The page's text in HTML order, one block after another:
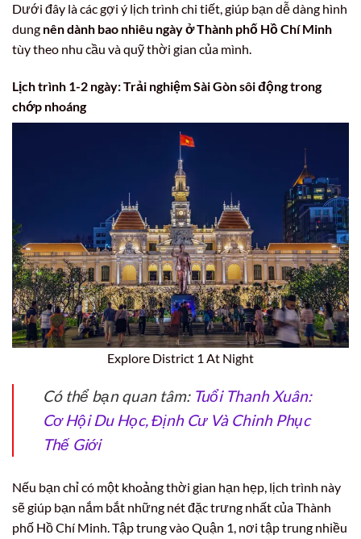
Dưới đây là các gợi ý lịch trình chi tiết, giúp bạn dễ dàng hình
dung nên dành bao nhiêu ngày ở Thành phố Hồ Chí Minh
tùy theo nhu cầu và quỹ thời gian của mình.
Lịch trình 1-2 ngày: Trải nghiệm Sài Gòn sôi động trong
chớp nhoáng
Explore District 1 At Night
Có thể bạn quan tâm: Tuổi Thanh Xuân:
Cơ Hội Du Học, Định Cư Và Chinh Phục
Thế Giới
Nếu bạn chỉ có một khoảng thời gian hạn hẹp, lịch trình này
sẽ giúp bạn nắm bắt những nét đặc trưng nhất của Thành
phố Hồ Chí Minh. Tập trung vào Quận 1, nơi tập trung nhiều